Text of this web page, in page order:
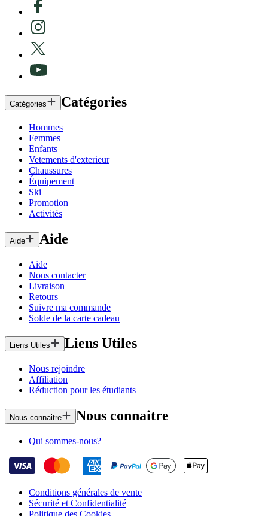
Catégories Catégories
Hommes
Femmes
Enfants
Vetements d'exterieur
Chaussures
Équipement
Ski
Promotion
Activités
Aide Aide
Aide
Nous contacter
Livraison
Retours
Suivre ma commande
Solde de la carte cadeau
Liens Utiles Liens Utiles
Nous rejoindre
Affiliation
Réduction pour les étudiants
Nous connaitre Nous connaitre
Qui sommes-nous?
Conditions générales de vente
Sécurité et Confidentialité